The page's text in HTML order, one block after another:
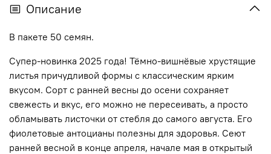
Описание
В пакете 50 семян.
Супер-новинка 2025 года! Тёмно-вишнёвые хрустящие
листья причудливой формы с классическим ярким
вкусом. Сорт с ранней весны до осени сохраняет
свежесть и вкус, его можно не пересеивать, а просто
обламывать листочки от стебля до самого августа. Его
фиолетовые антоцианы полезны для здоровья. Сеют
ранней весной в конце апреля, начале мая в открытый